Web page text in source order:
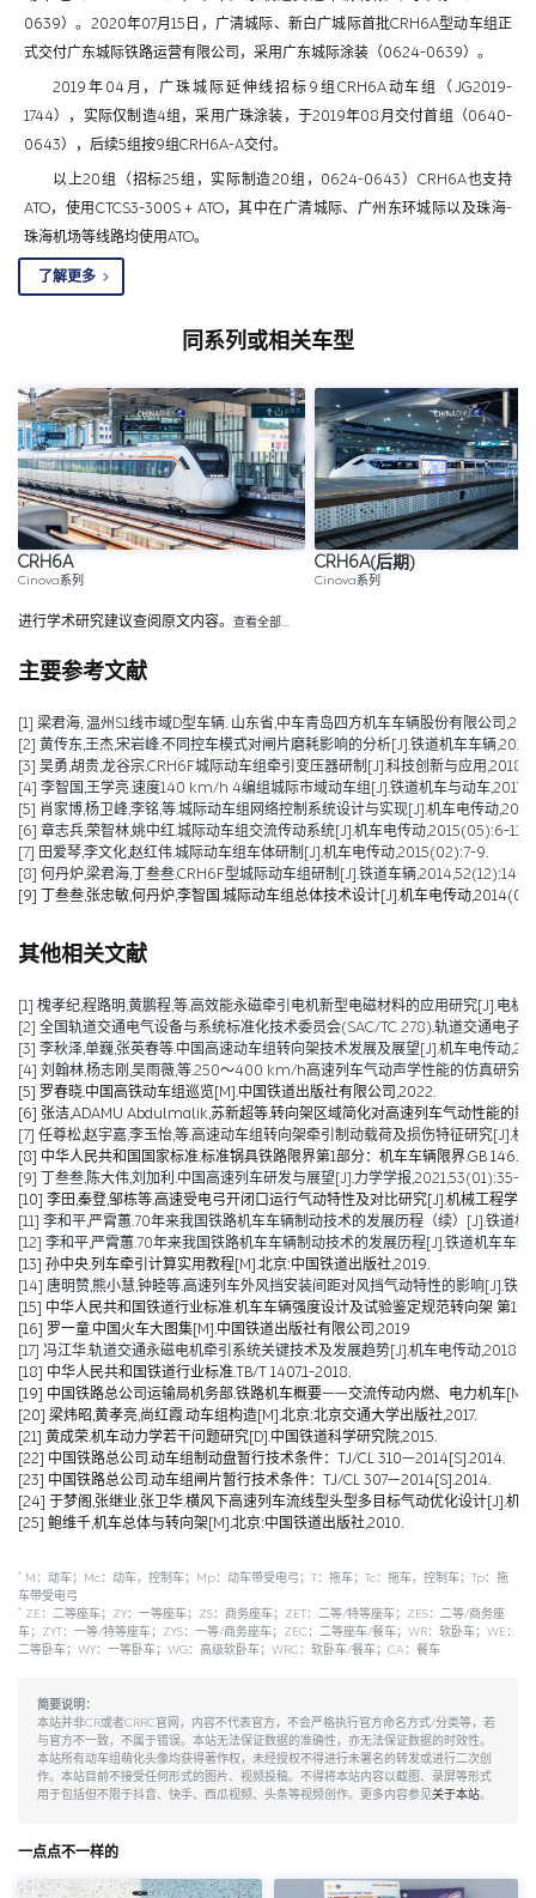
0639）。2020年07月15日，广清城际、新白广城际首批CRH6A型动车组正
式交付广东城际铁路运营有限公司，采用广东城际涂装（0624-0639）。
2019年04月，广珠城际延伸线招标9组CRH6A动车组（JG2019-
1744），实际仅制造4组，采用广珠涂装，于2019年08月交付首组（0640-
0643），后续5组按9组CRH6A-A交付。
以上20组（招标25组，实际制造20组，0624-0643）CRH6A也支持
ATO，使用CTCS3-300S + ATO，其中在广清城际、广州东环城际以及珠海-
珠海机场等线路均使用ATO。
了解更多
同系列或相关车型
CRH6A
Cinova系列
CRH6A(后期)
Cinova系列
进行学术研究建议查阅原文内容。 查看全部…
主要参考文献
[1] 梁君海, 温州S1线市域D型车辆. 山东省,中车青岛四方机车车辆股份有限公司
[2] 黄传东,王杰,宋岩峰.不同控车模式对闸片磨耗影响的分析[J].铁道机车车辆
[3] 吴勇,胡贵,龙谷宗.CRH6F城际动车组牵引变压器研制[J].科技创新与应用
[4] 李智国,王学亮.速度140 km/h 4编组城际市域动车组[J].铁道机车与动车
[5] 肖家博,杨卫峰,李铭,等.城际动车组网络控制系统设计与实现[J].机车电传动
[6] 章志兵,荣智林,姚中红.城际动车组交流传动系统[J].机车电传动,2015(05):6-11.
[7] 田爱琴,李文化,赵红伟.城际动车组车体研制[J].机车电传动,2015(02):7-9.
[8] 何丹炉,梁君海,丁叁叁.CRH6F型城际动车组研制[J].铁道车辆,2014,52(12):14-
[9] 丁叁叁,张忠敏,何丹炉,李智国.城际动车组总体技术设计[J].机车电传动
其他相关文献
[1] 槐孝纪,程路明,黄鹏程,等.高效能永磁牵引电机新型电磁材料的应用研究[J].电
[2] 全国轨道交通电气设备与系统标准化技术委员会(SAC/TC 278).轨道交通电
[3] 李秋泽,单巍,张英春等.中国高速动车组转向架技术发展及展望[J].机车电传动
[4] 刘翰林,杨志刚,吴雨薇,等.250～400 km/h高速列车气动声学性能的仿真研究
[5] 罗春晓.中国高铁动车组巡览[M].中国铁道出版社有限公司,2022.
[6] 张洁,ADAMU Abdulmalik,苏新超等.转向架区域简化对高速列车气动性能的
[7] 任尊松,赵宇嘉,李玉怡,等.高速动车组转向架牵引制动载荷及损伤特征研究[J].机
[8] 中华人民共和国国家标准.标准锅具铁路限界第1部分：机车车辆限界.GB
[9] 丁叁叁,陈大伟,刘加利.中国高速列车研发与展望[J].力学学报,2021,53(01):35-
[10] 李田,秦登,邹栋等.高速受电弓开闭口运行气动特性及对比研究[J].机械工程学
[11] 李和平,严霄蕙.70年来我国铁路机车车辆制动技术的发展历程（续）[J].铁道
[12] 李和平,严霄蕙.70年来我国铁路机车车辆制动技术的发展历程[J].铁道机车车
[13] 孙中央.列车牵引计算实用教程[M].北京:中国铁道出版社,2019.
[14] 唐明赞,熊小慧,钟睦等.高速列车外风挡安装间距对风挡气动特性的影响[J].铁
[15] 中华人民共和国铁道行业标准.机车车辆强度设计及试验鉴定规范转向架 第1
[16] 罗一童.中国火车大图集[M].中国铁道出版社有限公司,2019
[17] 冯江华.轨道交通永磁电机牵引系统关键技术及发展趋势[J].机车电传动
[18] 中华人民共和国铁道行业标准.TB/T 1407.1-2018.
[19] 中国铁路总公司运输局机务部.铁路机车概要——交流传动内燃、电力机车[M].
[20] 梁炜昭,黄孝亮,尚红霞.动车组构造[M].北京:北京交通大学出版社,2017.
[21] 黄成荣.机车动力学若干问题研究[D].中国铁道科学研究院,2015.
[22] 中国铁路总公司.动车组制动盘暂行技术条件：TJ/CL 310—2014[S].2014.
[23] 中国铁路总公司.动车组闸片暂行技术条件：TJ/CL 307—2014[S].2014.
[24] 于梦阁,张继业,张卫华.横风下高速列车流线型头型多目标气动优化设计[J].机
[25] 鲍维千,机车总体与转向架[M].北京:中国铁道出版社,2010.
* M：动车；Mc：动车，控制车；Mp：动车带受电弓；T：拖车；Tc：拖车，控制车；Tp：拖
车带受电弓
* ZE：二等座车；ZY：一等座车；ZS：商务座车；ZET：二等/特等座车；ZES：二等/商务座
车；ZYT：一等/特等座车；ZYS：一等/商务座车；ZEC：二等座车/餐车；WR：软卧车；WE：
二等卧车；WY：一等卧车；WG：高级软卧车；WRC：软卧车/餐车；CA：餐车
简要说明：
本站并非CR或者CRRC官网，内容不代表官方，不会严格执行官方命名方式/分类等，若
与官方不一致，不属于错误。本站无法保证数据的准确性，亦无法保证数据的时效性。
本站所有动车组萌化头像均获得著作权，未经授权不得进行未署名的转发或进行二次创
作。本站目前不接受任何形式的图片、视频投稿。不得将本站内容以截图、录屏等形式
用于包括但不限于抖音、快手、西瓜视频、头条等视频创作。更多内容参见关于本站。
一点点不一样的